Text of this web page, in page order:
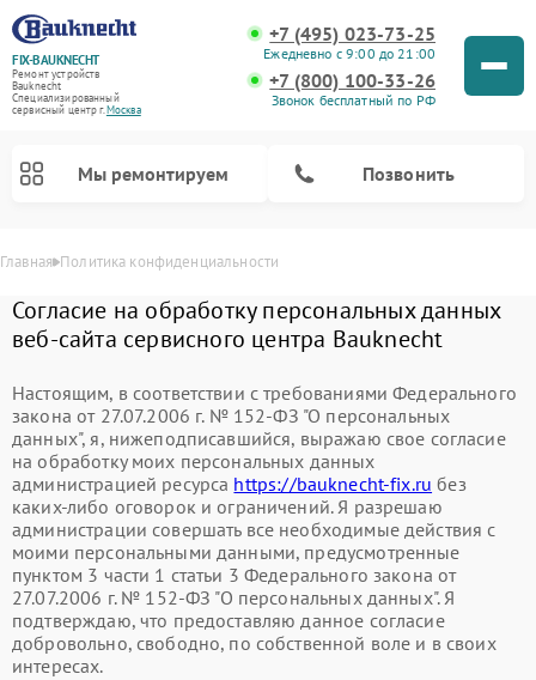
FIX-BAUKNECHT
Ремонт устройств
Bauknecht
Специализированный
cервисный центр г.Москва
+7 (495) 023-73-25
Ежедневно с 9:00 до 21:00
+7 (800) 100-33-26
Звонок бесплатный по РФ
Мы ремонтируем Позвонить
Главная Политика конфиденциальности
Согласие на обработку персональных данных
веб-сайта сервисного центра Bauknecht
Настоящим, в соответствии с требованиями Федерального
закона от 27.07.2006 г. № 152-ФЗ "О персональных
данных", я, нижеподписавшийся, выражаю свое согласие
на обработку моих персональных данных
администрацией ресурса https://bauknecht-fix.ru без
каких-либо оговорок и ограничений. Я разрешаю
администрации совершать все необходимые действия с
моими персональными данными, предусмотренные
пунктом 3 части 1 статьи 3 Федерального закона от
27.07.2006 г. № 152-ФЗ "О персональных данных". Я
подтверждаю, что предоставляю данное согласие
добровольно, свободно, по собственной воле и в своих
интересах.